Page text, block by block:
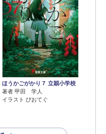
ほうかごがかり７ 立穎小学校
著者 甲田 学人
イラスト ぴおてぐ